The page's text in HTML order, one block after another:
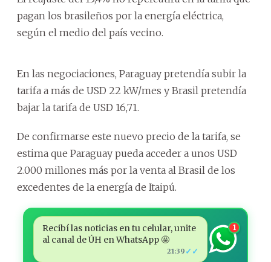
pagan los brasileños por la energía eléctrica,
según el medio del país vecino.
En las negociaciones, Paraguay pretendía subir la
tarifa a más de USD 22 kW/mes y Brasil pretendía
bajar la tarifa de USD 16,71.
De confirmarse este nuevo precio de la tarifa, se
estima que Paraguay pueda acceder a unos USD
2.000 millones más por la venta al Brasil de los
excedentes de la energía de Itaipú.
Recibí las noticias en tu celular, unite
al canal de ÚH en WhatsApp 🤩
21:39 ✓✓
1